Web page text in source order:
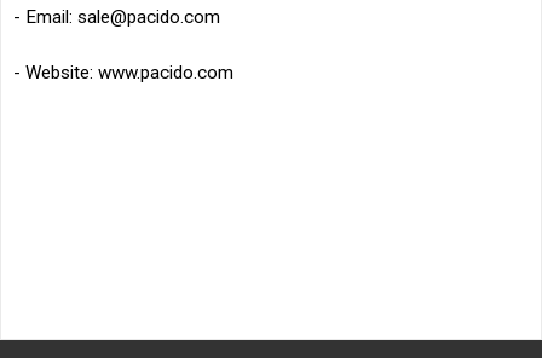
- Email: sale@pacido.com
- Website: www.pacido.com